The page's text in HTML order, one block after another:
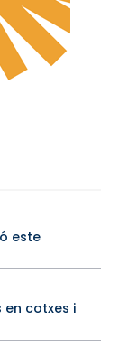
este
cotxes i